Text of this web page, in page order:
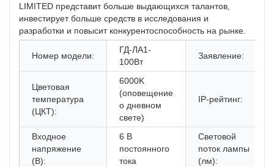
LIMITED представит больше выдающихся талантов,
инвестирует больше средств в исследования и
разработки и повысит конкурентоспособность на рынке.
Номер модели:
ГД-ЛА1-
100Вт
Заявление:
Цветовая
температура
(ЦКТ):
6000K
(оповещение
о дневном
свете)
IP-рейтинг:
Входное
напряжение
(В):
6 В
постоянного
тока
Световой
поток лампы
(лм):